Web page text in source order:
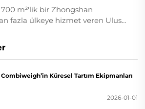
m²'lik bir Zhongshan
fazla ülkeye hizmet veren Ulusal
küresel OEM/ODM
Küresel Tartım Ekipmanları
2026-01-01